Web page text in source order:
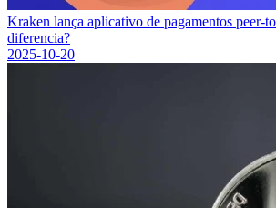
Kraken lança aplicativo de pagamentos peer-
diferencia?
2025-10-20